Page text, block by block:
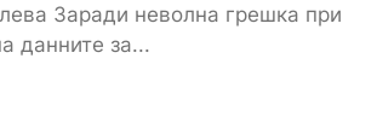
Заради неволна грешка при
данните за...